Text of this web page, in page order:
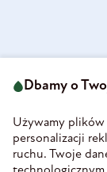
58-160 Świebodzice
REGON 890213034
INFORMACJE
Dbamy o
Używamy plików
personalizacji
ruchu. Twoje